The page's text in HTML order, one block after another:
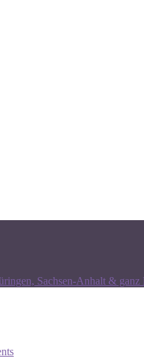
Sachsen-Anhalt &